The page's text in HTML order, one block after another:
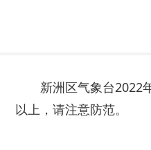
新洲区气象台2022
以上，请注意防范。